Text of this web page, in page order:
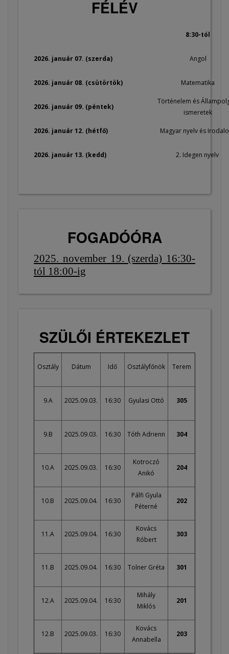
FÉLÉV
8:30-tól
2026. január 07. (szerda) Angol
2026. január 08. (csütörtök) Matematika
2026. január 09. (péntek)
Történelem és
ismeretek
2026. január 12. (hétfő) Magyar nyelv és
2026. január 13. (kedd) 2. Idegen nyelv
FOGADÓÓRA
2025. november 19. (szerda) 16:30-
tól 18:00-ig
SZÜLŐI ÉRTEKEZLET
Osztály Dátum Idő Osztályfőnök Terem
9.A 2025.09.03. 16:30 Gyulasi Ottó 305
9.B 2025.09.03. 16:30 Tóth Adrienn 304
10.A 2025.09.03. 16:30
Kotroczó
Anikó
204
10.B 2025.09.04. 16:30
Pálfi Gyula
Péterné
202
11.A 2025.09.04. 16:30
Kovács
Róbert
303
11.B 2025.09.04. 16:30 Tolner Gréta 301
12.A 2025.09.04. 16:30
Mihály
Miklós
201
12.B 2025.09.03. 16:30
Kovács
Annabella
203